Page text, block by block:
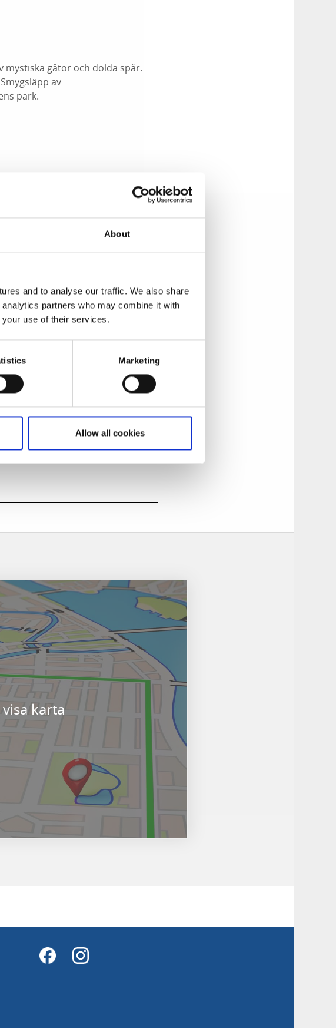
About
and to analyse our traffic. We also share
partners who may combine it with
your use of their services.
Marketing
Allow all cookies
mystiska gåtor och dolda spår.
av
park.
karta